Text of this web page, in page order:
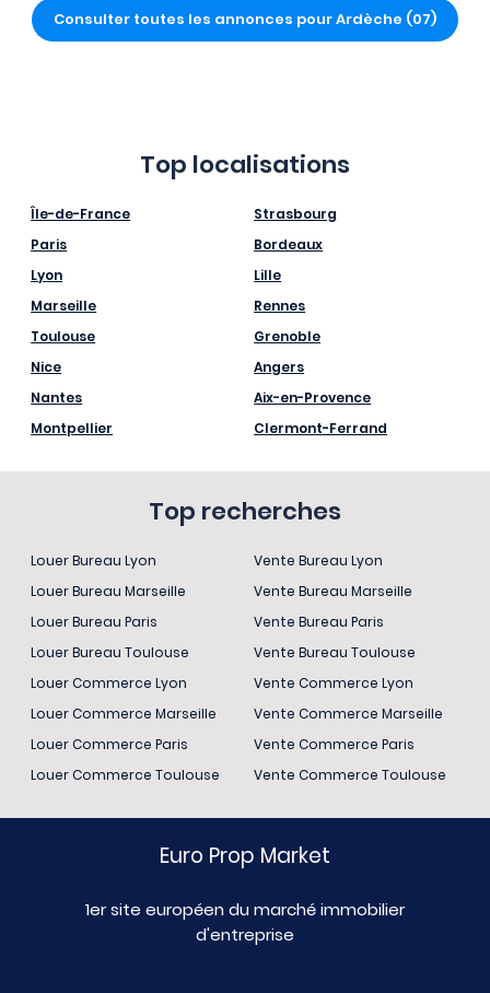
Consulter toutes les annonces pour Ardèche (07)
Top localisations
Île-de-France
Paris
Lyon
Marseille
Toulouse
Nice
Nantes
Montpellier
Strasbourg
Bordeaux
Lille
Rennes
Grenoble
Angers
Aix-en-Provence
Clermont-Ferrand
Top recherches
Louer Bureau Lyon
Louer Bureau Marseille
Louer Bureau Paris
Louer Bureau Toulouse
Louer Commerce Lyon
Louer Commerce Marseille
Louer Commerce Paris
Louer Commerce Toulouse
Vente Bureau Lyon
Vente Bureau Marseille
Vente Bureau Paris
Vente Bureau Toulouse
Vente Commerce Lyon
Vente Commerce Marseille
Vente Commerce Paris
Vente Commerce Toulouse
Euro Prop Market
1er site européen du marché immobilier
d'entreprise